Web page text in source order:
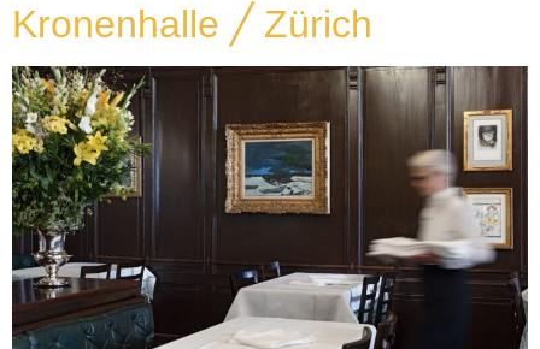
Kronenhalle ╱ Zürich